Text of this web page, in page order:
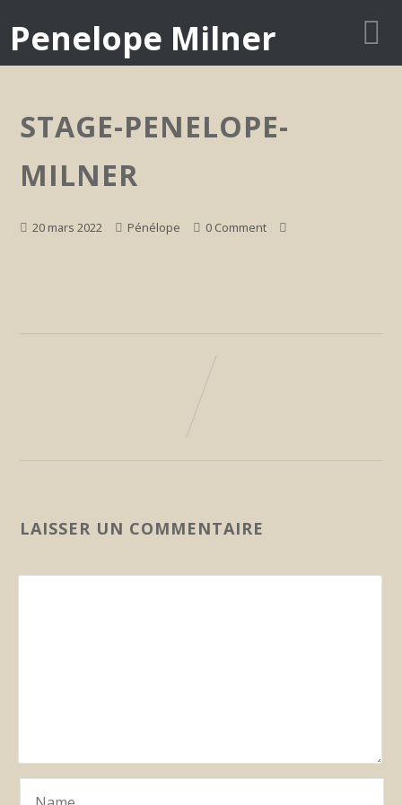
Penelope Milner
STAGE-PENELOPE-
MILNER
20 mars 2022 Pénélope 0 Comment
LAISSER UN COMMENTAIRE